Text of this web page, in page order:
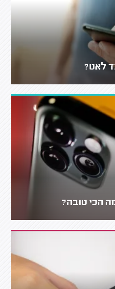
לאט?
הכי טובה?